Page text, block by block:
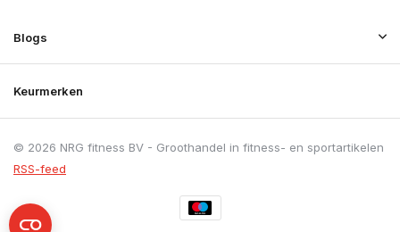
Blogs
Keurmerken
© 2026 NRG fitness BV - Groothandel in fitness- en sportartikelen
RSS-feed